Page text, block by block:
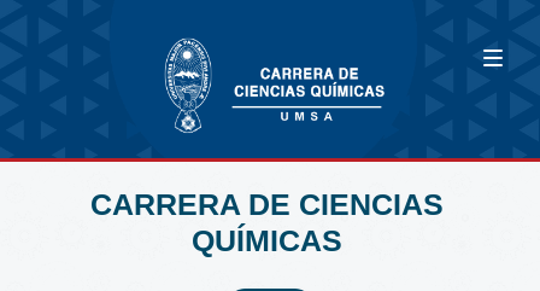
CARRERA DE CIENCIAS
QUÍMICAS